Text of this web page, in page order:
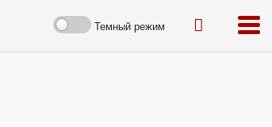
Темный режим